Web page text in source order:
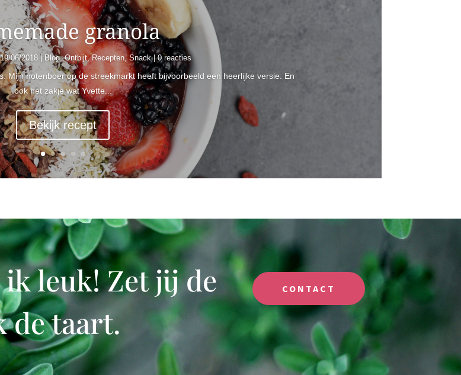
granola
19/06/2018 |Blog,Ontbijt,Recepten,Snack| 0 reacties
Mijn notenboer op de streekmarkt heeft bijvoorbeeld een heerlijke versie. En
ook het zakje wat Yvette...
Bekijk recept
18/09/2017 Blog Diner Recepten
leuk! Zet jij de
de taart.
CONTACT